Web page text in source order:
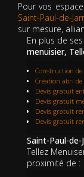
Pour vos
Saint-Paul-de-
sur mesure,
En plus de
menuisier,
Construction
Création abri
Devis gratuit
Devis gratuit
Devis gratuit
Devis gratuit
Saint-Paul-de-
Tellez
proximité de :